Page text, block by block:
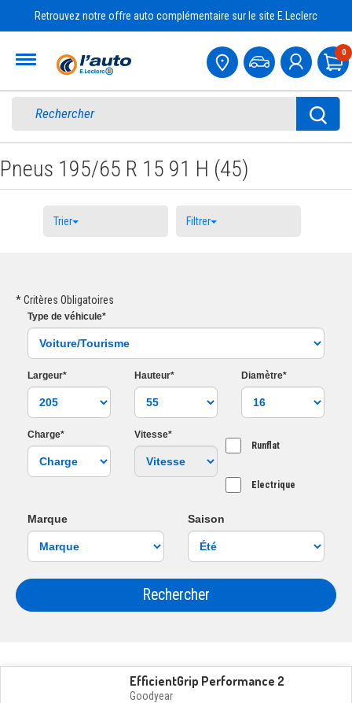
Retrouvez notre offre auto complémentaire sur le site E.Leclerc
0
Pneus 195/65 R 15 91 H (45)
Trier Filtrer
* Critères Obligatoires
Type de véhicule*
Largeur* Hauteur* Diamètre*
Charge*
Vitesse*
Runflat
Electrique
Marque Saison
Rechercher
EfficientGrip Performance 2
Goodyear